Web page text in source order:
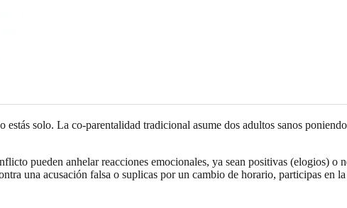
solo. La co-parentalidad tradicional asume dos adultos sanos
pueden anhelar reacciones emocionales, ya sean positivas (elogios) o
una acusación falsa o suplicas por un cambio de horario, participas en